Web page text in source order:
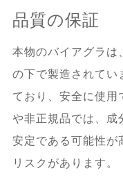
品質の保証
本物のバイアグラは
の下で製造されてい
ており、安全に使用
や非正規品では、成
安定である可能性が
リスクがあります。